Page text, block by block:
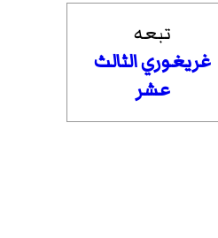
تبعه
غريغوري الثالث
عشر